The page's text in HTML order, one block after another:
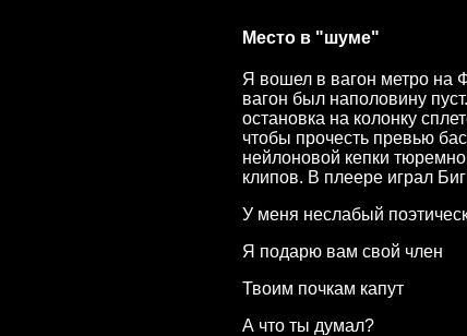
Место в "шуме"
Я вошел в вагон метро на
вагон был наполовину
остановка на колонку
чтобы прочесть превью
нейлоновой кепки
клипов. В плеере играл
У меня неслабый
Я подарю вам свой член
Твоим почкам капут
А что ты думал?